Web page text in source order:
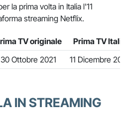
la prima volta in Italia l'11
streaming Netflix.
TV originale
Prima TV Italia
30 Ottobre 2021 11 Dicembre
IN STREAMING